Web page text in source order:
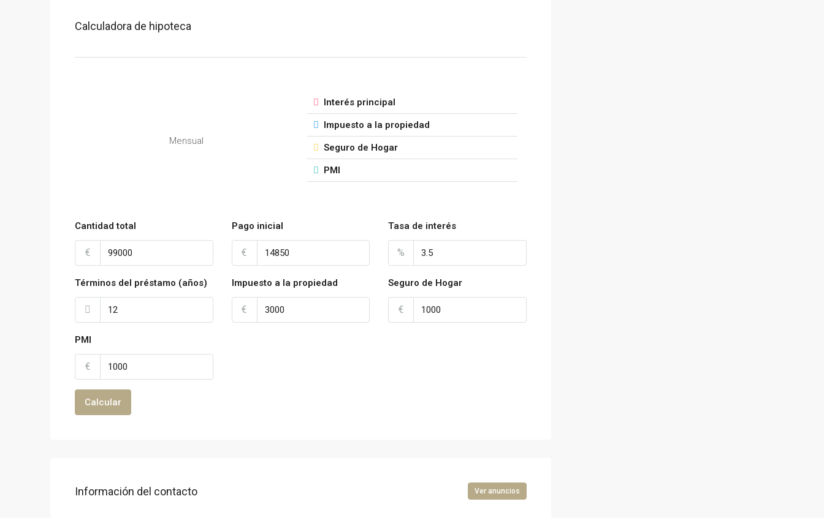
Calculadora de hipoteca
Mensual
Interés principal
Impuesto a la propiedad
Seguro de Hogar
PMI
Cantidad total
€
Pago inicial
€
Tasa de interés
%
Términos del préstamo (años) Impuesto a la propiedad
€
Seguro de Hogar
€
PMI
€
Calcular
Información del contacto Ver anuncios